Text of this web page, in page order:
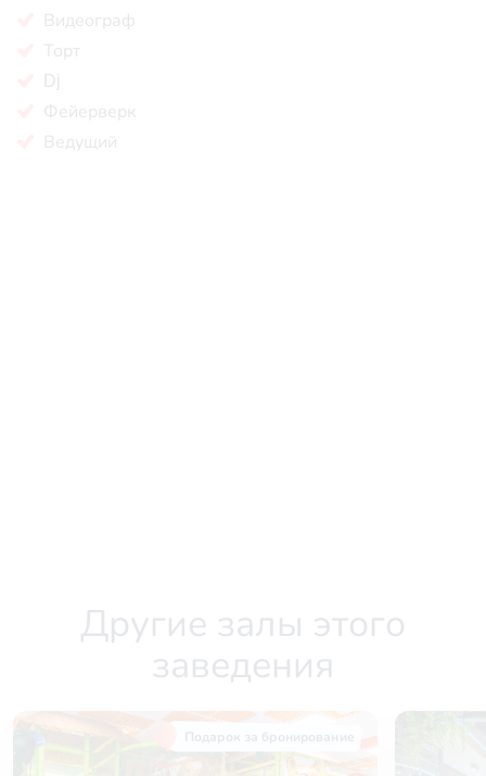
Видеограф
Торт
Dj
Фейерверк
Ведущий
Другие залы этого
заведения